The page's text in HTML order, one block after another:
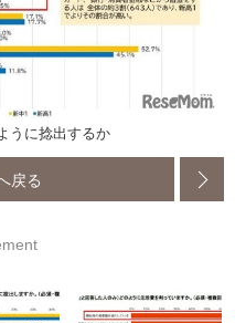
うに捻出するか
戻る